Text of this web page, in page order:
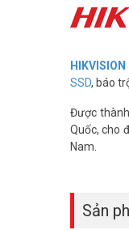
HIKVISION
SSD, báo
Được
Quốc, cho
Nam.
Sản